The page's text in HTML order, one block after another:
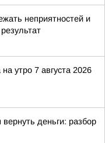
неприятностей и
утро 7 августа 2026
вернуть деньги: разбор